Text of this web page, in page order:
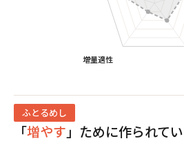
増量適性
ふとるめし
「増やす 」ために作られてい